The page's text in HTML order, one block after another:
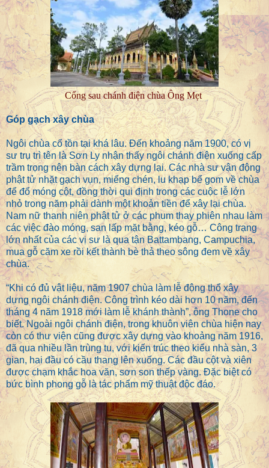
Cổng sau chánh điện chùa Ông Mẹt
Góp gạch xây chùa
Ngôi chùa cổ tồn tại khá lâu. Đến khoảng năm 1900, có vị
sư trụ trì tên là Sơn Ly nhận thấy ngôi chánh điện xuống cấp
trầm trọng nên bàn cách xây dựng lại. Các nhà sư vận động
phật tử nhặt gạch vụn, miểng chén, lu khạp bể gom về chùa
để đổ móng cột, đồng thời qui định trong các cuộc lễ lớn
nhỏ trong năm phải dành một khoản tiền để xây lại chùa.
Nam nữ thanh niên phật tử ở các phum thay phiên nhau làm
các việc đào móng, san lấp mặt bằng, kéo gỗ… Công trạng
lớn nhất của các vị sư là qua tận Battambang, Campuchia,
mua gỗ căm xe rồi kết thành bè thả theo sông đem về xây
chùa.
“Khi có đủ vật liệu, năm 1907 chùa làm lễ động thổ xây
dựng ngôi chánh điện. Công trình kéo dài hơn 10 năm, đến
tháng 4 năm 1918 mới làm lễ khánh thành”, ông Thone cho
biết. Ngoài ngôi chánh điện, trong khuôn viên chùa hiện nay
còn có thư viện cũng được xây dựng vào khoảng năm 1916,
đã qua nhiều lần trùng tu, với kiến trúc theo kiểu nhà sàn, 3
gian, hai đầu có cầu thang lên xuống. Các đầu cột và xiên
được chạm khắc hoa văn, sơn son thếp vàng. Đặc biệt có
bức bình phong gỗ là tác phẩm mỹ thuật độc đáo.